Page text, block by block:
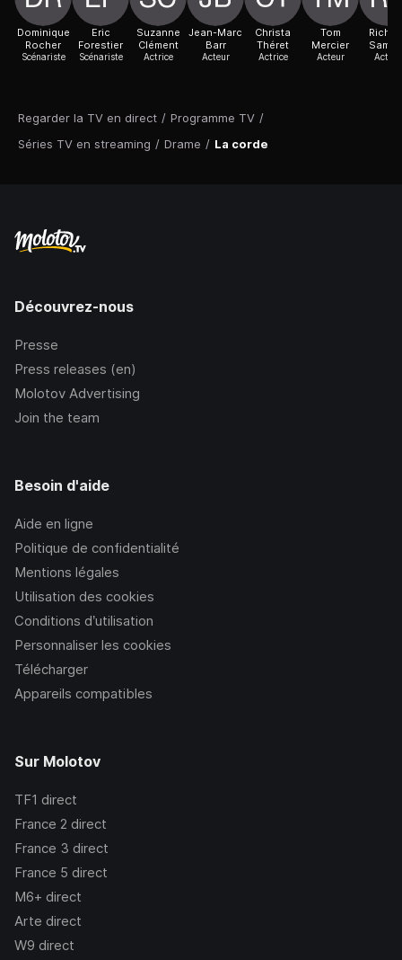
Regarder la TV en direct / Programme TV /
Séries TV en streaming / Drame / La corde
Dominique
Rocher
Scénariste
Eric
Forestier
Scénariste
Suzanne
Clément
Actrice
Jean-Marc
Barr
Acteur
Christa
Théret
Actrice
Tom
Mercier
Acteur Acteur
Découvrez-nous
Presse
Press releases (en)
Molotov Advertising
Join the team
Besoin d'aide
Aide en ligne
Politique de confidentialité
Mentions légales
Utilisation des cookies
Conditions d’utilisation
Personnaliser les cookies
Télécharger
Appareils compatibles
Sur Molotov
TF1 direct
France 2 direct
France 3 direct
France 5 direct
M6+ direct
Arte direct
W9 direct